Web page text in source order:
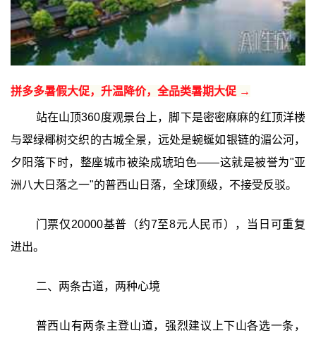
拼多多暑假大促，升温降价，全品类暑期大促 →
站在山顶360度观景台上，脚下是密密麻麻的红顶洋楼
与翠绿椰树交织的古城全景，远处是蜿蜒如银链的湄公河，
夕阳落下时，整座城市被染成琥珀色——这就是被誉为"亚
洲八大日落之一"的普西山日落，全球顶级，不接受反驳。
门票仅20000基普（约7至8元人民币），当日可重复
进出。
二、两条古道，两种心境
普西山有两条主登山道，强烈建议上下山各选一条，